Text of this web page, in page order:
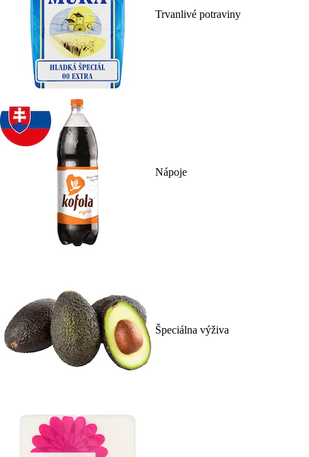
Trvanlivé potraviny
Nápoje
Špeciálna výživa